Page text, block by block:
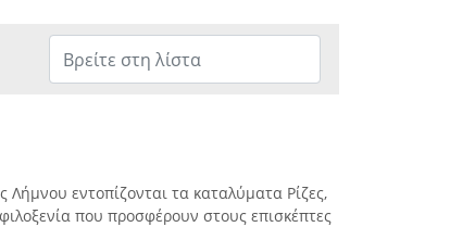
Λήμνου εντοπίζονται τα καταλύματα Ρίζες,
που προσφέρουν στους επισκέπτες